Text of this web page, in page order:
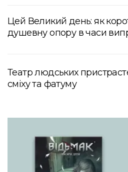
Цей Великий день: як
душевну опору в часи
Театр людських
сміху та фатуму